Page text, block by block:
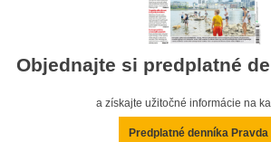
Objednajte si predplatné
a získajte užitočné informácie na
Predplatné denníka Pravda